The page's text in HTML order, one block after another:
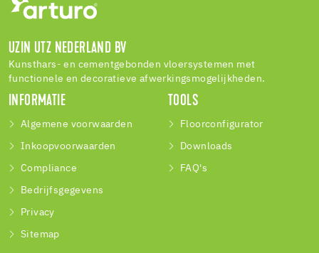
UZIN UTZ NEDERLAND BV
Kunsthars- en cementgebonden vloersystemen met
functionele en decoratieve afwerkingsmogelijkheden.
INFORMATIE
Algemene voorwaarden
Inkoopvoorwaarden
Compliance
Bedrijfsgegevens
Privacy
Sitemap
TOOLS
Floorconfigurator
Downloads
FAQ's